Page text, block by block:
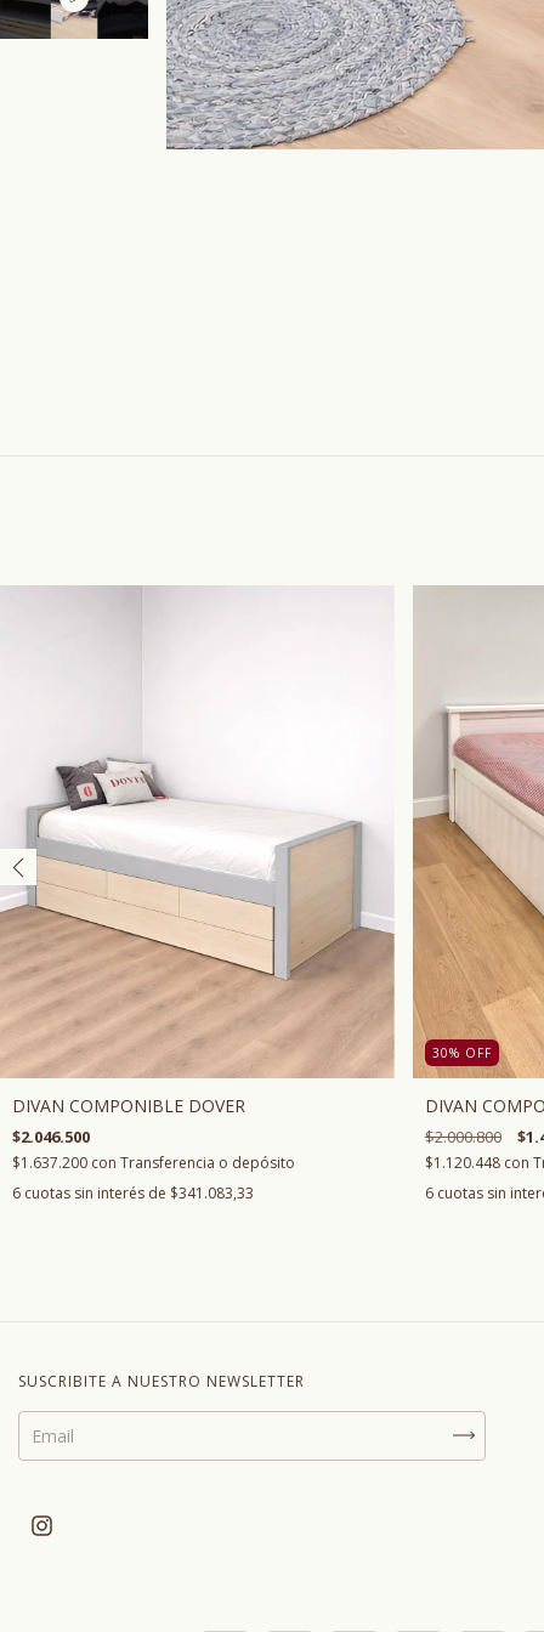
DIVAN COMPONIBLE DOVER
$2.046.500
$1.637.200 con Transferencia o depósito
6 cuotas sin interés de $341.083,33
30% OFF
DIVAN
$2.000.800
$1.120.448 con
6 cuotas sin
SUSCRIBITE A NUESTRO NEWSLETTER